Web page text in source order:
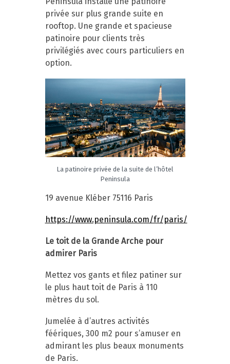
privée sur plus grande suite en
rooftop. Une grande et spacieuse
patinoire pour clients très
privilégiés avec cours particuliers en
option.
La patinoire privée de la suite de l’hôtel
Peninsula
19 avenue Kléber 75116 Paris
https://www.peninsula.com/fr/paris/
Le toit de la Grande Arche pour
admirer Paris
Mettez vos gants et filez patiner sur
le plus haut toit de Paris à 110
mètres du sol.
Jumelée à d’autres activités
féériques, 300 m2 pour s’amuser en
admirant les plus beaux monuments
de Paris.